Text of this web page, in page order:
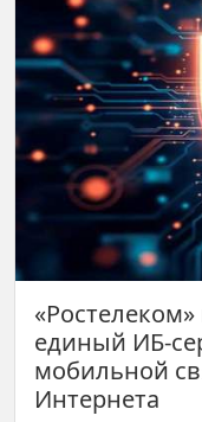
единый ИБ-
мобильной
Интернета